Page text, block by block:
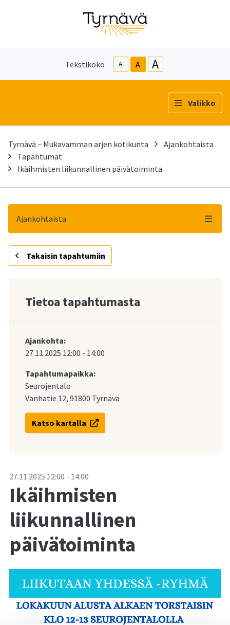
Tekstikoko A A A
Valikko
Tyrnävä – Mukavamman arjen kotikunta
Ajankohtaista
Tapahtumat
Ikäihmisten liikunnallinen päivätoiminta
Ajankohtaista
Takaisin tapahtumiin
Tietoa tapahtumasta
Ajankohta:
27.11.2025 12:00 - 14:00
Tapahtumapaikka:
Seurojentalo
Vanhatie 12, 91800 Tyrnävä
Katso kartalla
-27.11.2025 12:00 - 14:00
Ikäihmisten
liikunnallinen
päivätoiminta